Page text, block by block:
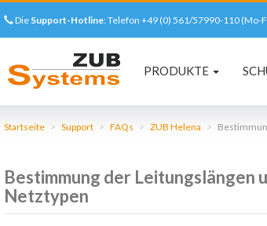
Die Support-Hotline: Telefon +49 (0) 561/57990-110
Main
navigation
PRODUKTE
Startseite Support FAQs ZUB Helena
Bestimmung der Leitungslängen
Netztypen